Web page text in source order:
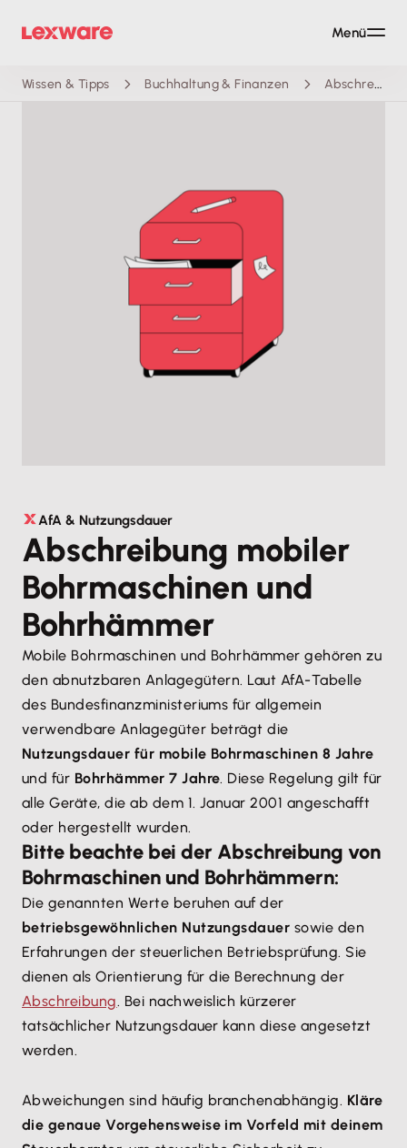
Wissen & Tipps Buchhaltung & Finanzen Abschreibungstabelle
AfA & Nutzungsdauer
Abschreibung mobiler
Bohrmaschinen und
Bohrhämmer
Mobile Bohrmaschinen und Bohrhämmer gehören zu
den abnutzbaren Anlagegütern. Laut AfA-Tabelle
des Bundesfinanzministeriums für allgemein
verwendbare Anlagegüter beträgt die
Nutzungsdauer für mobile Bohrmaschinen 8 Jahre
und für Bohrhämmer 7 Jahre. Diese Regelung gilt für
alle Geräte, die ab dem 1. Januar 2001 angeschafft
oder hergestellt wurden.
Bitte beachte bei der Abschreibung von
Bohrmaschinen und Bohrhämmern:
Die genannten Werte beruhen auf der
betriebsgewöhnlichen Nutzungsdauer sowie den
Erfahrungen der steuerlichen Betriebsprüfung. Sie
dienen als Orientierung für die Berechnung der
Abschreibung. Bei nachweislich kürzerer
tatsächlicher Nutzungsdauer kann diese angesetzt
werden.
Abweichungen sind häufig branchenabhängig. Kläre
die genaue Vorgehensweise im Vorfeld mit deinem
Menü